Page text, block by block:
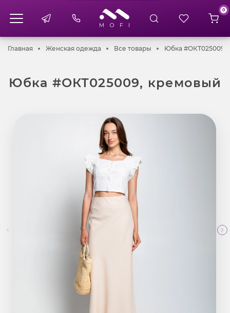
0
ГлавнаяГлавнаяЖенская одежда Женская одежда
Все товары Все товары
Юбка #ОКТ025009,
Юбка #ОКТ025009, кремовый